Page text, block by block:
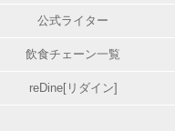
公式ライター
飲食チェーン一覧
reDine[リダイン]